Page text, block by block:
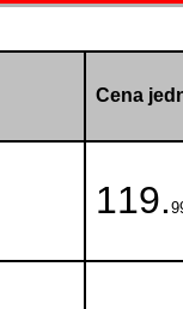
Cena
119.